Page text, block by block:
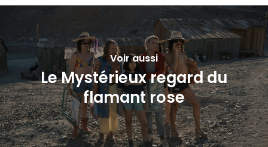
Voir aussi
Le Mystérieux regard du
flamant rose